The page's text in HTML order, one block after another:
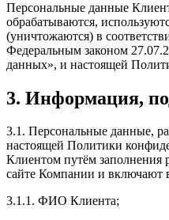
Персональные данные
обрабатываются,
(уничтожаются) в
Федеральным законом
данных», и настоящей
3. Информация,
3.1. Персональные данные,
настоящей Политики
Клиентом путём заполнения
сайте Компании и
3.1.1. ФИО Клиента;